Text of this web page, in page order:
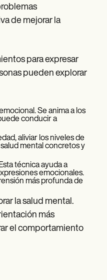
de mejorar la
para expresar
pueden explorar
Se anima a los
conducir a
aliviar los niveles de
mental concretos y
técnica ayuda a
emocionales.
más profunda de
la salud mental.
más
el comportamiento